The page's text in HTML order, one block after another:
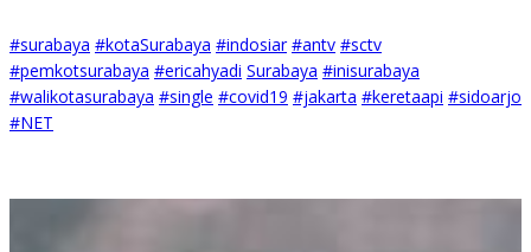
#surabaya #kotaSurabaya #indosiar #antv #sctv
#pemkotsurabaya #ericahyadi Surabaya #inisurabaya
#walikotasurabaya #single #covid19 #jakarta #keretaapi #sidoarjo
#NET